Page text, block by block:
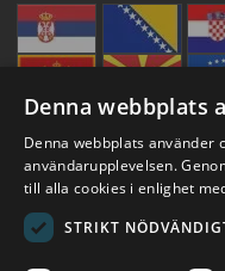
Denna webbplats
Denna webbplats använder
användarupplevelsen.
till alla cookies i enlighet
STRIKT